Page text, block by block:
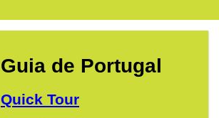
Guia de Portugal
Quick Tour